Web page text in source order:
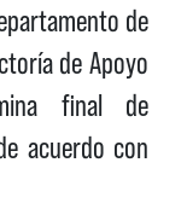
de
de Apoyo
final de
acuerdo con